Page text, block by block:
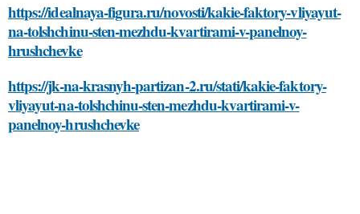
https://idealnaya-figura.ru/novosti/kakie-faktory-vliyayut-
na-tolshchinu-sten-mezhdu-kvartirami-v-panelnoy-
hrushchevke
https://jk-na-krasnyh-partizan-2.ru/stati/kakie-faktory-
vliyayut-na-tolshchinu-sten-mezhdu-kvartirami-v-
panelnoy-hrushchevke